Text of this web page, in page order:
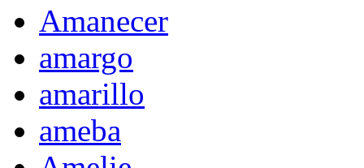
Amanecer
amargo
amarillo
ameba